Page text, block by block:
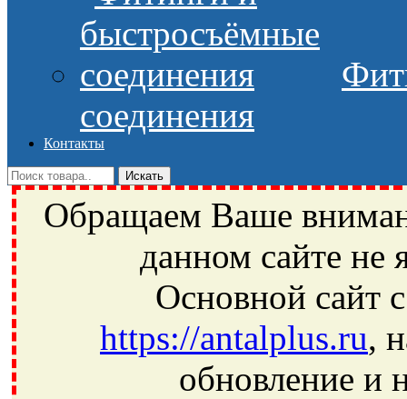
соединения
Контакты
Обращаем Ваше
данном сайте не
Основной сайт
https://antalplus.ru,
обновление и